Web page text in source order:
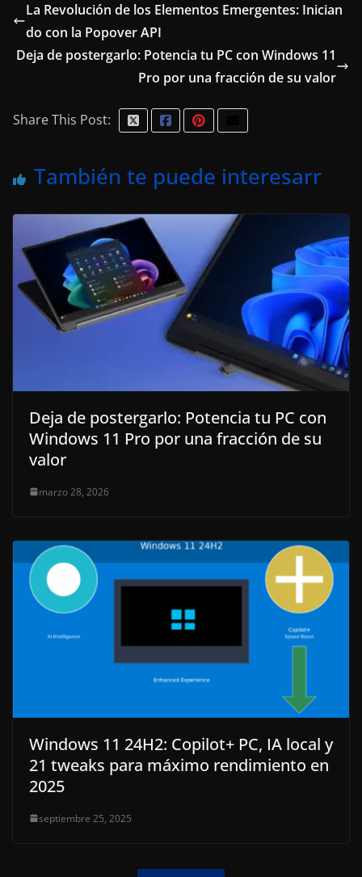
La Revolución de los Elementos Emergentes: Inician
do con la Popover API
Deja de postergarlo: Potencia tu PC con Windows 11
Pro por una fracción de su valor
Share This Post:
También te puede interesarr
Deja de postergarlo: Potencia tu PC con
Windows 11 Pro por una fracción de su
valor
marzo 28, 2026
Windows 11 24H2: Copilot+ PC, IA local y
21 tweaks para máximo rendimiento en
2025
septiembre 25, 2025